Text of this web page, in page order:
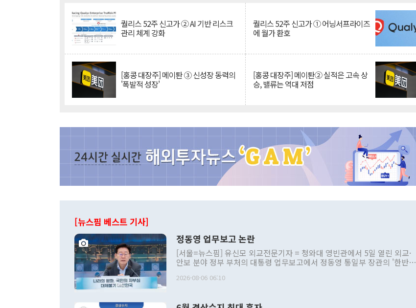
퀄리스 52주 신고가 ② AI 기반 리스크
관리 체계 강화
퀄리스 52주 신고가 ① 어닝서프라이즈
에 월가 환호
[홍콩 대장주] 메이퇀 ③ 신성장 동력의
'폭발적 성장'
[홍콩 대장주] 메이퇀② 실적은 고속 상
승, 밸류는 역대 저점
[뉴스핌 베스트 기사]
정동영 업무보고 논란
[서울=뉴스핌] 유신모 외교전문기자 = 청와대 영빈관에서 5일 열린 외교·
안보 분야 정부 부처의 대통령 업무보고에서 정동영 통일부 장관의 '한반도
발언 중에는 정부 내 조율을 거치지 않은 사안을 정책으로 추진하겠다고 공
2026-08-06 06:10